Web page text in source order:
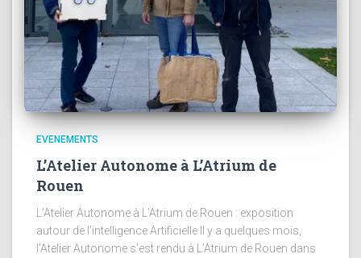
EVENEMENTS
L’Atelier Autonome à L’Atrium de
Rouen
L’Atelier Autonome à L’Atrium de Rouen : exposition
autour de l’intelligence Artificielle Il y a quelques mois,
l’Atelier Autonome s’est rendu à L’Atrium de Rouen dans